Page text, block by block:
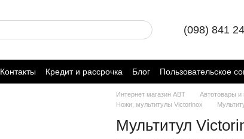
(098) 841
Контакты Кредит и рассрочка Блог
Пользовательское
Интернет магазин ABT
Автотовары и
Ножи, мультитулы Victorinox
Мультитул